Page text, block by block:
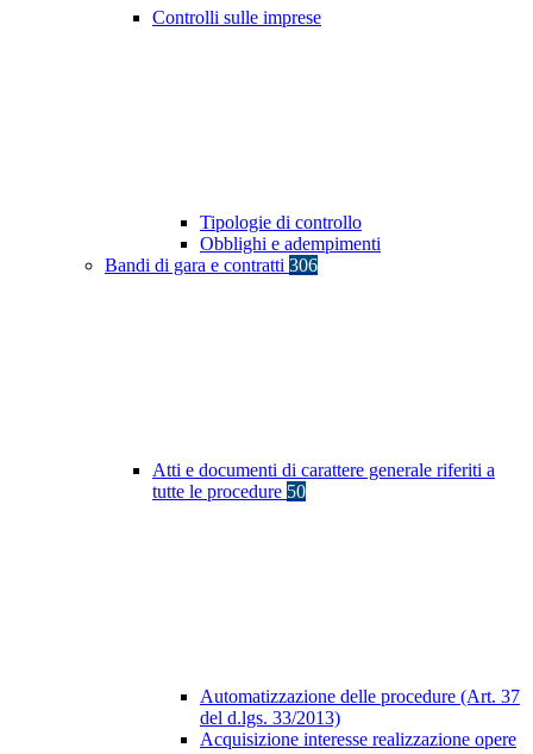
Controlli sulle imprese
Tipologie di controllo
Obblighi e adempimenti
Bandi di gara e contratti 306
Atti e documenti di carattere generale riferiti a
tutte le procedure 50
Automatizzazione delle procedure (Art. 37
del d.lgs. 33/2013)
Acquisizione interesse realizzazione opere